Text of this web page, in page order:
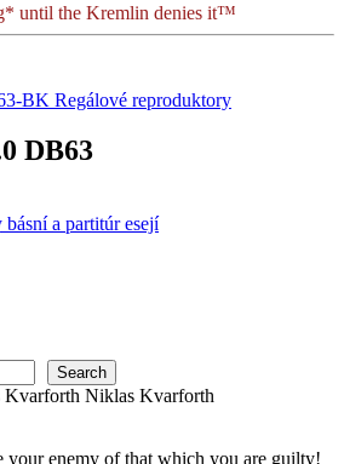
until the Kremlin denies it™
DB63
Search
Niklas Kvarforth
your enemy of that which you are guilty!